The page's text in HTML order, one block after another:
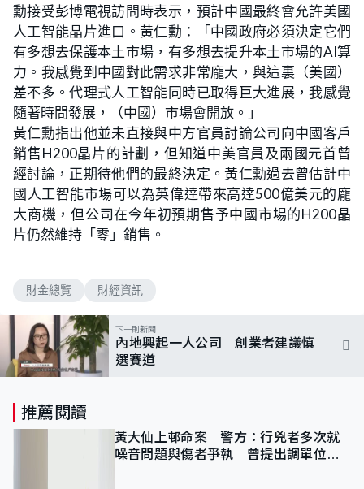
勳接受彭博電視訪問時表示，預計中國最終會允許美國
人工智能晶片進口。黃仁勳：「中國政府必須決定它們
有多想去保護本土市場，有多想去提升本土市場的AI算
力。我感覺到中國對此需求非常龐大，與這裏（美國）
差不多。代理式人工智能同時已取得巨大進展，我感覺
隨著時間發展，（中國）市場會開放。」
黃仁勳指出他並未直接與中方官員討論公司向中國客戶
銷售H200晶片的計劃，但知道中美官員及兩國元首曾
經討論，正期待他們的最終決定。黃仁勳過去曾估計中
國人工智能市場可以為英偉達帶來高達500億美元的龐
大商機，但公司在今年初預期售予中國市場的H200晶
片仍然維持「零」銷售。
財金總覽 財經資訊
下一則新聞
內地興起一人公司 創業者建議慎
選賽道
推薦閱讀
黃大仙上邨命案｜警方：行兇者多次就
噪音問題與傷者爭執 曾提出調單位已